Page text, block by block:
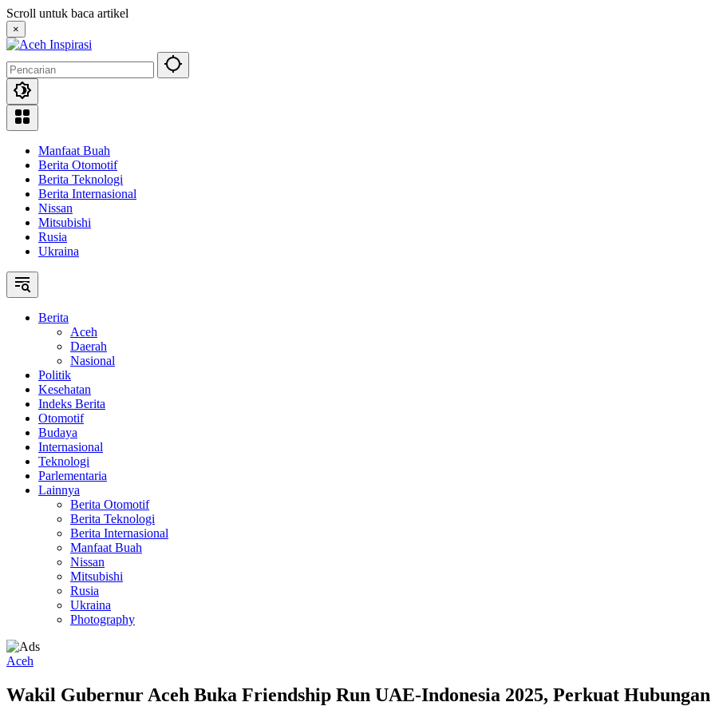
Langsung
ke
konten
Scroll untuk baca artikel
×
Manfaat Buah
Berita Otomotif
Berita Teknologi
Berita Internasional
Nissan
Mitsubishi
Rusia
Ukraina
Berita
Aceh
Daerah
Nasional
Politik
Kesehatan
Indeks Berita
Otomotif
Budaya
Internasional
Teknologi
Parlementaria
Lainnya
Berita Otomotif
Berita Teknologi
Berita Internasional
Manfaat Buah
Nissan
Mitsubishi
Rusia
Ukraina
Photography
Aceh
Wakil Gubernur Aceh Buka Friendship Run UAE-Indonesia 2025, Perkuat